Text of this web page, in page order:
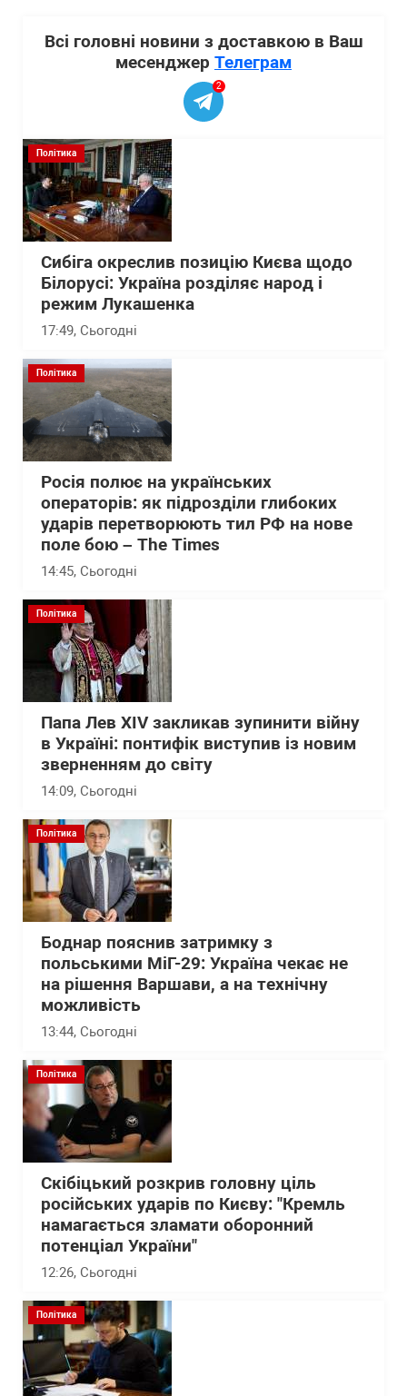
Всі головні новини з доставкою в Ваш
месенджер Телеграм
2
Політика
Сибіга окреслив позицію Києва щодо
Білорусі: Україна розділяє народ і
режим Лукашенка
17:49, Сьогодні
Політика
Росія полює на українських
операторів: як підрозділи глибоких
ударів перетворюють тил РФ на нове
поле бою – The Times
14:45, Сьогодні
Політика
Папа Лев XIV закликав зупинити війну
в Україні: понтифік виступив із новим
зверненням до світу
14:09, Сьогодні
Політика
Боднар пояснив затримку з
польськими МіГ-29: Україна чекає не
на рішення Варшави, а на технічну
можливість
13:44, Сьогодні
Політика
Скібіцький розкрив головну ціль
російських ударів по Києву: "Кремль
намагається зламати оборонний
потенціал України"
12:26, Сьогодні
Політика